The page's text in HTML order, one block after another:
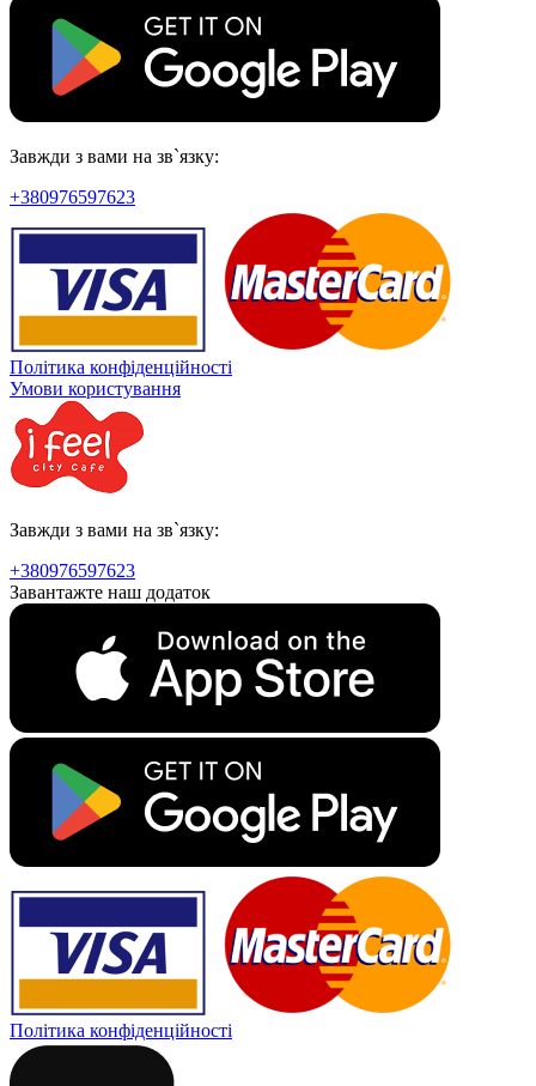
Завжди з вами на зв`язку:
+380976597623
Політика конфіденційності
Умови користування
Завжди з вами на зв`язку:
+380976597623
Завантажте наш додаток
Політика конфіденційності